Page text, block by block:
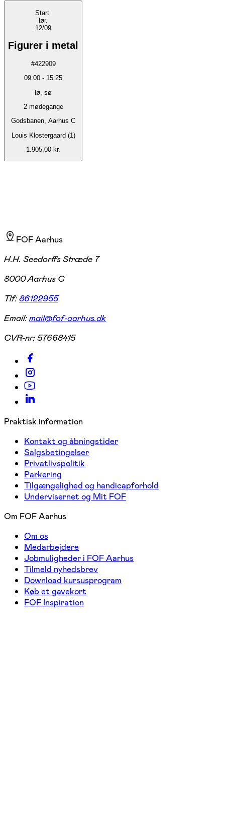
Start
lør.
12/09
Figurer i metal
#422909
09:00 - 15:25
lø, sø
2 mødegange
Godsbanen, Aarhus C
Louis Klostergaard (1)
1.905,00 kr.
FOF Aarhus
H.H. Seedorffs Stræde 7
8000 Aarhus C
Tlf:86122955
Email:mail@fof-aarhus.dk
CVR-nr:57668415
Praktisk information
Kontakt og åbningstider
Salgsbetingelser
Privatlivspolitik
Parkering
Tilgængelighed og handicapforhold
Undervisernet og Mit FOF
Om FOF Aarhus
Om os
Medarbejdere
Jobmuligheder i FOF Aarhus
Tilmeld nyhedsbrev
Download kursusprogram
Køb et gavekort
FOF Inspiration